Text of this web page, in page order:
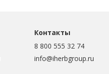
Контакты
8 800 555 32 74
info@iherbgroup.ru